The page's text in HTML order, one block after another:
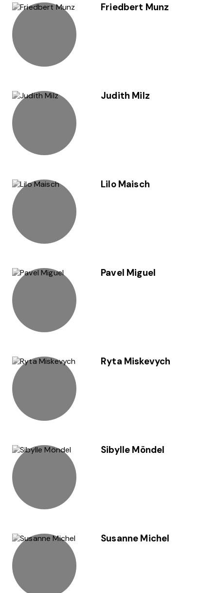
Friedbert Munz
Judith Milz
Lilo Maisch
Pavel Miguel
Ryta Miskevych
Sibylle Möndel
Susanne Michel